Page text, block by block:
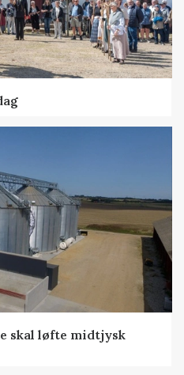
skal løfte midtjysk